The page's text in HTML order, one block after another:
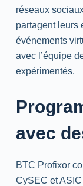
réseaux
partagent leurs
événements
avec l’équipe
expérimentés.
avec
BTC Profixor
CySEC etASIC